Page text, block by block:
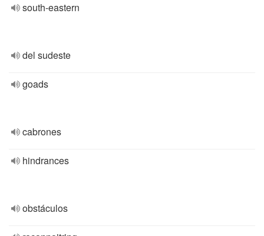
south-eastern
del sudeste
goads
cabrones
hindrances
obstáculos